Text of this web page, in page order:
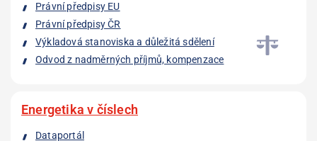
Právní předpisy EU
Právní předpisy ČR
Výkladová stanoviska a důležitá sdělení
Odvod z nadměrných příjmů, kompenzace
Energetika v číslech
Dataportál